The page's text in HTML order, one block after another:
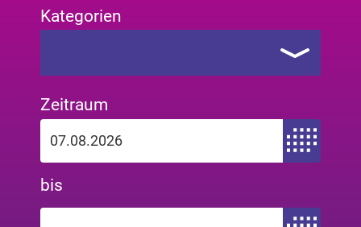
Kategorien
Zeitraum
Zeitraum von
bis